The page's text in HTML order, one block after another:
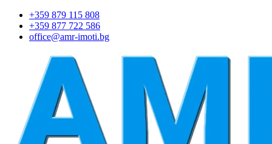
+359 879 115 808
+359 877 722 586
office@amr-imoti.bg